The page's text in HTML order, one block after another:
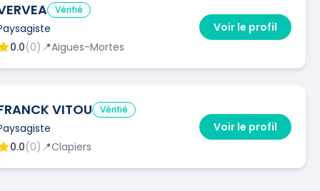
Vérifié
0.0(0) 📍Aigues-Mortes
Voir le profil
VITOU Vérifié
0.0(0) 📍Clapiers
Voir le profil